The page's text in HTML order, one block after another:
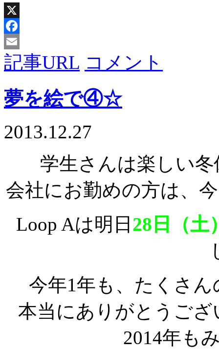
X
Facebook
Email
記事URL コメント
夢を絵で④☆
2013.12.27
学生さんは楽しい
会社にお勤めの方は、
Loop Aは明日 28日（土
今年1年も、たくさ
本当にありがとうござ
2014年も